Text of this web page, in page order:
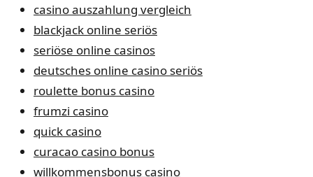
casino auszahlung vergleich
blackjack online seriös
seriöse online casinos
deutsches online casino seriös
roulette bonus casino
frumzi casino
quick casino
curacao casino bonus
willkommensbonus casino